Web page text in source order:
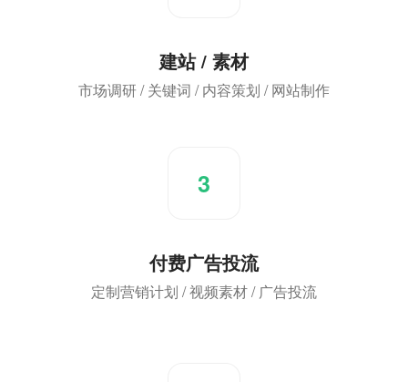
建站 / 素材
市场调研 / 关键词 / 内容策划 / 网站制作
3
付费广告投流
定制营销计划 / 视频素材 / 广告投流